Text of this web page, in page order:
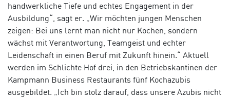
handwerkliche Tiefe und echtes Engagement in der
Ausbildung“, sagt er. „Wir möchten jungen Menschen
zeigen: Bei uns lernt man nicht nur Kochen, sondern
wächst mit Verantwortung, Teamgeist und echter
Leidenschaft in einen Beruf mit Zukunft hinein.“ Aktuell
werden im Schlichte Hof drei, in den Betriebskantinen der
Kampmann Business Restaurants fünf Kochazubis
ausgebildet. „Ich bin stolz darauf, dass unsere Azubis nicht